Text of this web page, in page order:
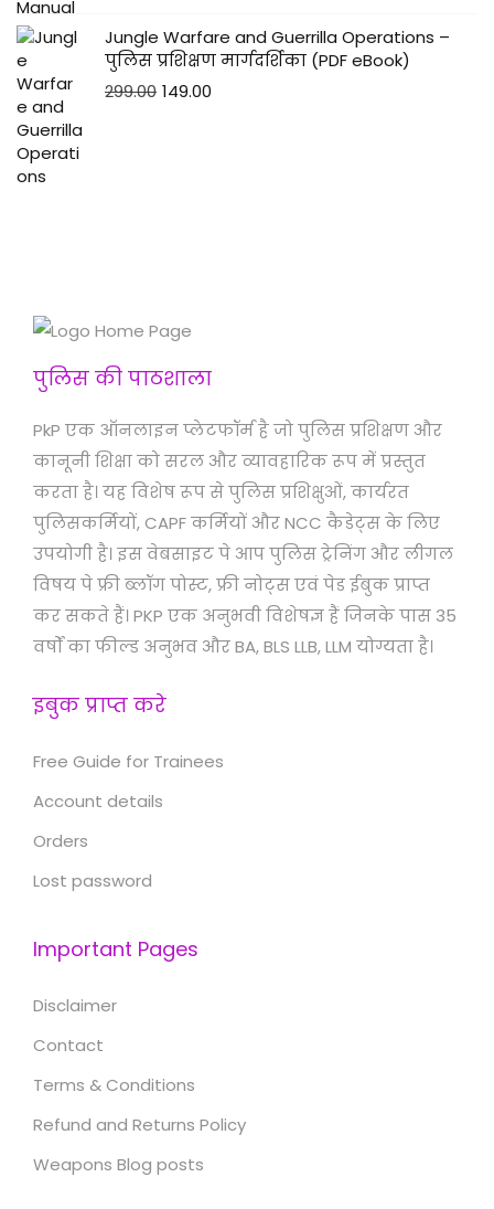
Jungle Warfare and Guerrilla Operations –
पुलिस प्रशिक्षण मार्गदर्शिका (PDF eBook)
299.00 149.00
पुलिस की पाठशाला
PkP एक ऑनलाइन प्लेटफॉर्म है जो पुलिस प्रशिक्षण और
कानूनी शिक्षा को सरल और व्यावहारिक रूप में प्रस्तुत
करता है। यह विशेष रूप से पुलिस प्रशिक्षुओं, कार्यरत
पुलिसकर्मियों, CAPF कर्मियों और NCC कैडेट्स के लिए
उपयोगी है। इस वेबसाइट पे आप पुलिस ट्रेनिंग और लीगल
विषय पे फ्री ब्लॉग पोस्ट, फ्री नोट्स एवं पेड ईबुक प्राप्त
कर सकते हैं। PKP एक अनुभवी विशेषज्ञ हैं जिनके पास 35
वर्षों का फील्ड अनुभव और BA, BLS LLB, LLM योग्यता है।
इबुक प्राप्त करे
Free Guide for Trainees
Account details
Orders
Lost password
Important Pages
Disclaimer
Contact
Terms & Conditions
Refund and Returns Policy
Weapons Blog posts